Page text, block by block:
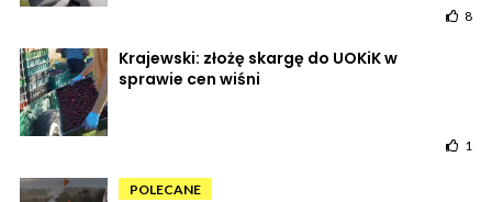
8
Krajewski: złożę skargę do UOKiK w
sprawie cen wiśni
1
POLECANE